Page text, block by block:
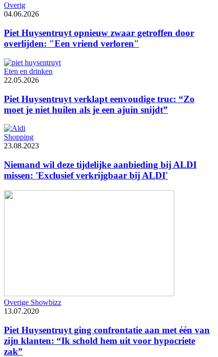
Overig
04.06.2026
Piet Huysentruyt opnieuw zwaar getroffen door
overlijden: "Een vriend verloren"
Eten en drinken
22.05.2026
Piet Huysentruyt verklapt eenvoudige truc: “Zo
moet je niet huilen als je een ajuin snijdt”
Shopping
23.08.2023
Niemand wil deze tijdelijke aanbieding bij ALDI
missen: 'Exclusief verkrijgbaar bij ALDI'
Overige Showbizz
13.07.2020
Piet Huysentruyt ging confrontatie aan met één van
zijn klanten: “Ik schold hem uit voor hypocriete
zak”